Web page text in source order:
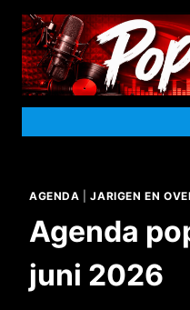
Doorgaan
naar
inhoud
AGENDA |JARIGEN EN
Agenda
juni 2026